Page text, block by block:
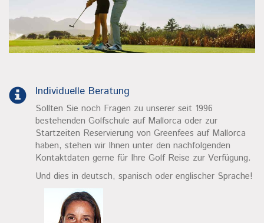
Individuelle Beratung
Sollten Sie noch Fragen zu unserer seit 1996
bestehenden Golfschule auf Mallorca oder zur
Startzeiten Reservierung von Greenfees auf Mallorca
haben, stehen wir Ihnen unter den nachfolgenden
Kontaktdaten gerne für Ihre Golf Reise zur Verfügung.
Und dies in deutsch, spanisch oder englischer Sprache!